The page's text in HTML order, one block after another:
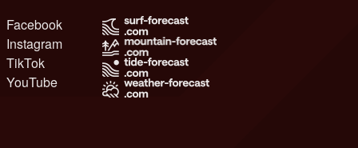
Facebook
Instagram
TikTok
YouTube